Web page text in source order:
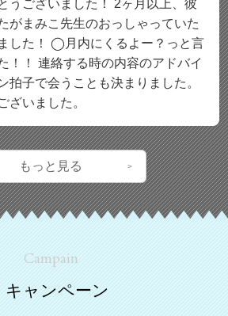
うございました！ 2ヶ月以上、彼
がまみこ先生のおっしゃっていた
した！ ◯月内にくるよー？っと言
！！ 連絡する時の内容のアドバイ
拍子で会うことも決まりました。
ざいました。
もっと見る
Campain
キャンペーン